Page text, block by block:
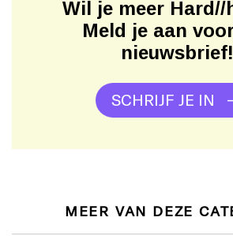
Wil je meer Hard//
Meld je aan
nieuwsbrief!
SCHRIJF JE IN
MEER VAN DEZE